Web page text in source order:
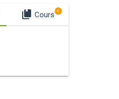
Cours 4